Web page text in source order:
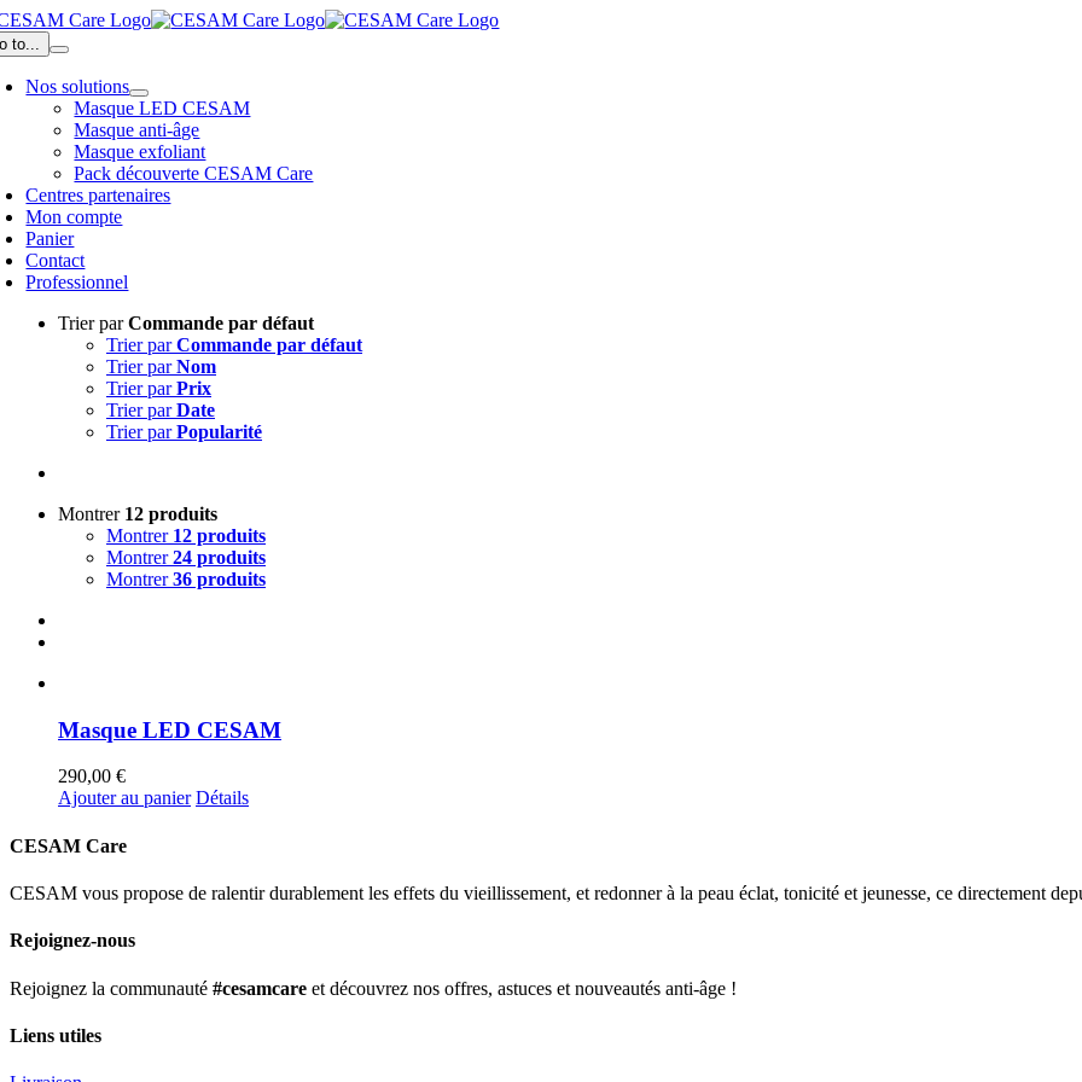
Passer
au
contenu
to...
Nos solutions
Masque LED CESAM
Masque anti-âge
Masque exfoliant
Pack découverte CESAM Care
Centres partenaires
Mon compte
Panier
Contact
Professionnel
Trier parCommande par défaut
Trier parCommande par défaut
Trier parNom
Trier parPrix
Trier parDate
Trier parPopularité
Montrer 12 produits
Montrer 12 produits
Montrer24 produits
Montrer36 produits
Masque LED CESAM
290,00 €
Ajouter au panier Détails
CESAM Care
CESAM vous propose de ralentir durablement les effets du vieillissement, et redonner à la peau éclat, tonicité et jeunesse, ce directement
Rejoignez-nous
Rejoignez la communauté #cesamcare et découvrez nos offres, astuces et nouveautés anti-âge !
Liens utiles